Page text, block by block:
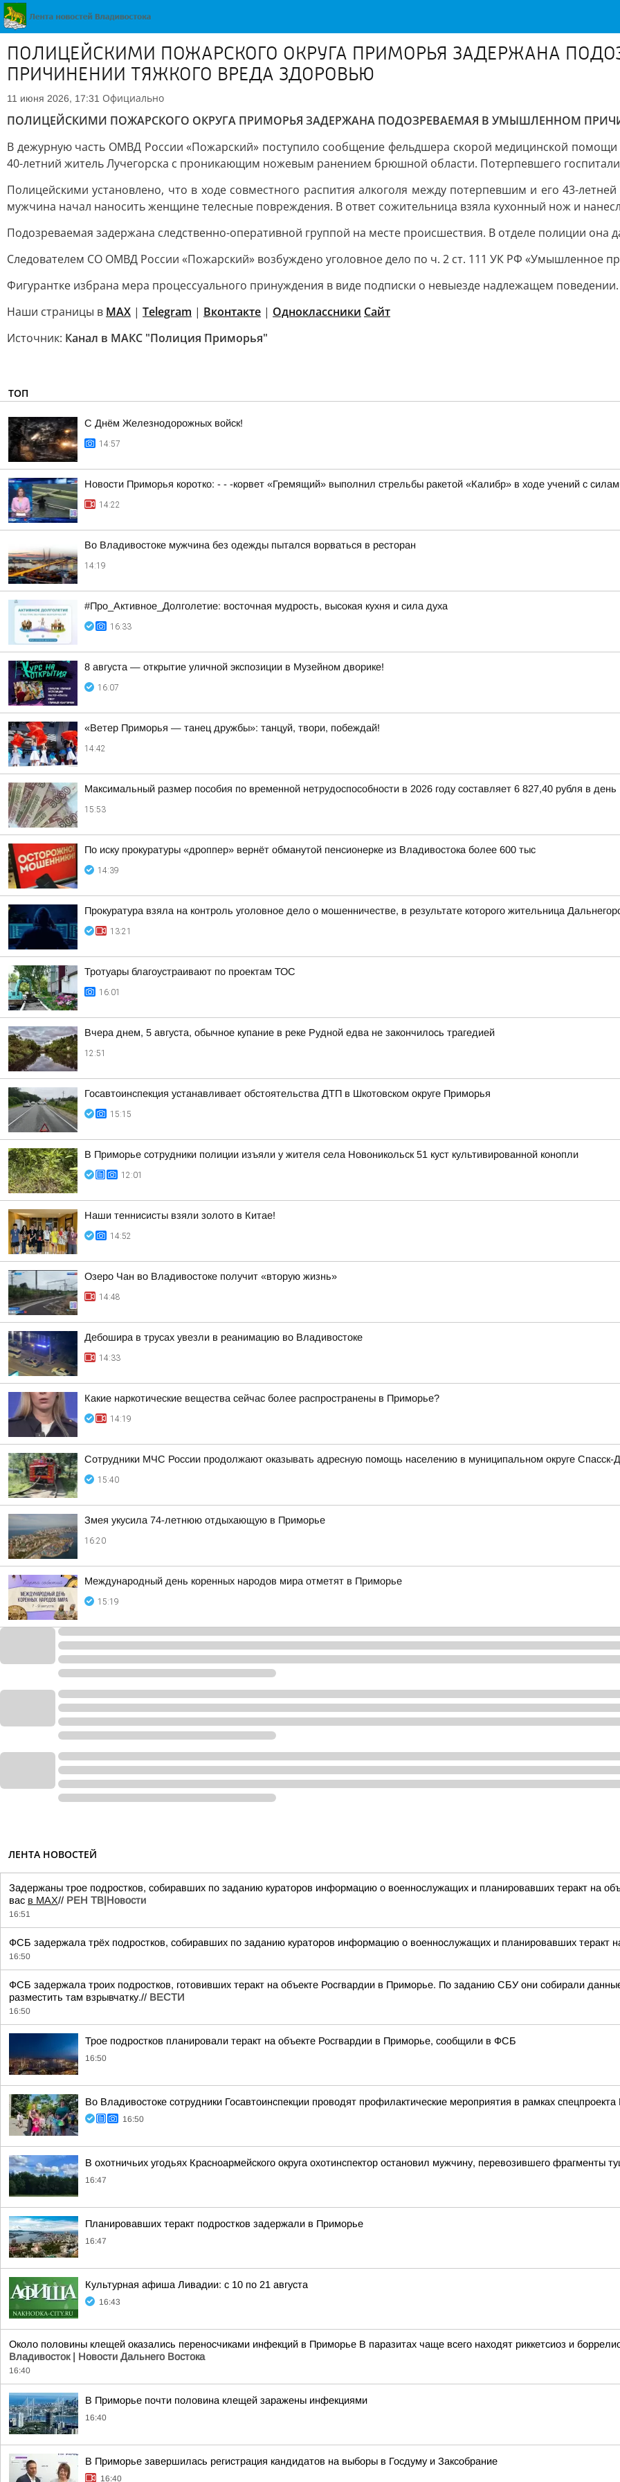
ПОЛИЦЕЙСКИМИ ПОЖАРСКОГО ОКРУГА ПРИМОРЬЯ ЗАДЕРЖАНА
ПРИЧИНЕНИИ ТЯЖКОГО ВРЕДА ЗДОРОВЬЮ
11 июня 2026, 17:31 Официально
ПОЛИЦЕЙСКИМИ ПОЖАРСКОГО ОКРУГА ПРИМОРЬЯ ЗАДЕРЖАНА ПОДОЗРЕВАЕМАЯ В УМЫШЛЕННОМ
В дежурную часть ОМВД России «Пожарский» поступило сообщение фельдшера скорой медицинской
40-летний житель Лучегорска с проникающим ножевым ранением брюшной области. Потерпевшего
Полицейскими установлено, что в ходе совместного распития алкоголя между потерпевшим и его 43-
мужчина начал наносить женщине телесные повреждения. В ответ сожительница взяла кухонный нож и
Подозреваемая задержана следственно-оперативной группой на месте происшествия. В отделе полиции она
Следователем СО ОМВД России «Пожарский» возбуждено уголовное дело по ч. 2 ст. 111 УК РФ «Умышленное
Фигурантке избрана мера процессуального принуждения в виде подписки о невыезде надлежащем поведении.
Наши страницы в MAX | Telegram | Вконтакте | Одноклассники Сайт
Источник: Канал в МАКС "Полиция Приморья"
ТОП
С Днём Железнодорожных войск!
14:57
Новости Приморья коротко: - - -корвет «Гремящий» выполнил стрельбы ракетой «Калибр» в ходе учений с
14:22
Во Владивостоке мужчина без одежды пытался ворваться в ресторан
14:19
#Про_Активное_Долголетие: восточная мудрость, высокая кухня и сила духа
16:33
8 августа — открытие уличной экспозиции в Музейном дворике!
16:07
«Ветер Приморья — танец дружбы»: танцуй, твори, побеждай!
14:42
Максимальный размер пособия по временной нетрудоспособности в 2026 году составляет 6 827,40 рубля в день
15:53
По иску прокуратуры «дроппер» вернёт обманутой пенсионерке из Владивостока более 600 тыс
14:39
Прокуратура взяла на контроль уголовное дело о мошенничестве, в результате которого жительница
13:21
Тротуары благоустраивают по проектам ТОС
16:01
Вчера днем, 5 августа, обычное купание в реке Рудной едва не закончилось трагедией
12:51
Госавтоинспекция устанавливает обстоятельства ДТП в Шкотовском округе Приморья
15:15
В Приморье сотрудники полиции изъяли у жителя села Новоникольск 51 куст культивированной конопли
12:01
Наши теннисисты взяли золото в Китае!
14:52
Озеро Чан во Владивостоке получит «вторую жизнь»
14:48
Дебошира в трусах увезли в реанимацию во Владивостоке
14:33
Какие наркотические вещества сейчас более распространены в Приморье?
14:19
Сотрудники МЧС России продолжают оказывать адресную помощь населению в муниципальном округе Спасск-
15:40
Змея укусила 74-летнюю отдыхающую в Приморье
16:20
Международный день коренных народов мира отметят в Приморье
15:19
ЛЕНТА НОВОСТЕЙ
Задержаны трое подростков, собиравших по заданию кураторов информацию о военнослужащих и планировавших теракт на
вас в MAX// РЕН ТВ|Новости
16:51
ФСБ задержала трёх подростков, собиравших по заданию кураторов информацию о военнослужащих и планировавших теракт
16:50
ФСБ задержала троих подростков, готовивших теракт на объекте Росгвардии в Приморье. По заданию СБУ они собирали
разместить там взрывчатку.// ВЕСТИ
16:50
Трое подростков планировали теракт на объекте Росгвардии в Приморье, сообщили в ФСБ
16:50
Во Владивостоке сотрудники Госавтоинспекции проводят профилактические мероприятия в рамках
16:50
В охотничьих угодьях Красноармейского округа охотинспектор остановил мужчину, перевозившего фрагменты
16:47
Планировавших теракт подростков задержали в Приморье
16:47
Культурная афиша Ливадии: с 10 по 21 августа
16:43
Около половины клещей оказались переносчиками инфекций в Приморье В паразитах чаще всего находят риккетсиоз и
Владивосток | Новости Дальнего Востока
16:40
В Приморье почти половина клещей заражены инфекциями
16:40
В Приморье завершилась регистрация кандидатов на выборы в Госдуму и Заксобрание
16:40